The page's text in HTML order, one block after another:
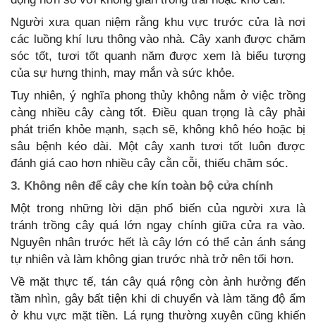
Người xưa quan niệm rằng khu vực trước cửa là nơi
các luồng khí lưu thông vào nhà. Cây xanh được chăm
sóc tốt, tươi tốt quanh năm được xem là biểu tượng
của sự hưng thịnh, may mắn và sức khỏe.
Tuy nhiên, ý nghĩa phong thủy không nằm ở việc trồng
càng nhiều cây càng tốt. Điều quan trọng là cây phải
phát triển khỏe mạnh, sạch sẽ, không khô héo hoặc bị
sâu bệnh kéo dài. Một cây xanh tươi tốt luôn được
đánh giá cao hơn nhiều cây cằn cỗi, thiếu chăm sóc.
3. Không nên để cây che kín toàn bộ cửa chính
Một trong những lời dặn phổ biến của người xưa là
tránh trồng cây quá lớn ngay chính giữa cửa ra vào.
Nguyên nhân trước hết là cây lớn có thể cản ánh sáng
tự nhiên và làm không gian trước nhà trở nên tối hơn.
Về mặt thực tế, tán cây quá rộng còn ảnh hưởng đến
tầm nhìn, gây bất tiện khi di chuyển và làm tăng độ ẩm
ở khu vực mặt tiền. Lá rụng thường xuyên cũng khiến